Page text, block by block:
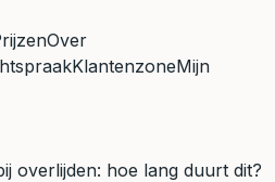
Over
KlantenzoneMijn
overlijden: hoe lang duurt dit?